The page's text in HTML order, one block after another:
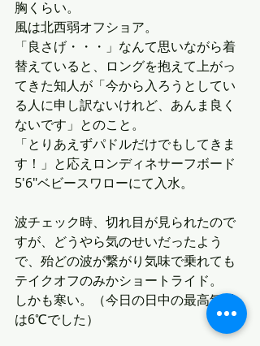
胸くらい。
風は北西弱オフショア。
「良さげ・・・」なんて思いながら着
替えていると、ロングを抱えて上がっ
てきた知人が「今から入ろうとしてい
る人に申し訳ないけれど、あんま良く
ないです」とのこと。
「とりあえずパドルだけでもしてきま
す！」と応えロンディネサーフボード
5'6"ベビースワローにて入水。
波チェック時、切れ目が見られたので
すが、どうやら気のせいだったよう
で、殆どの波が繋がり気味で乗れても
テイクオフのみかショートライド。
しかも寒い。（今日の日中の最高気温
は6℃でした）